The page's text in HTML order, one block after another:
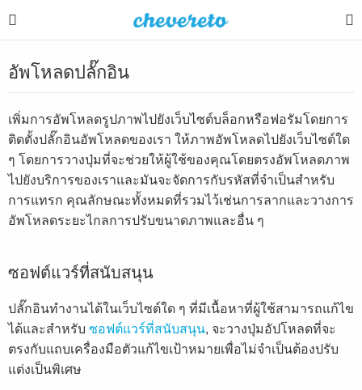
อัพโหลดปลั๊กอิน
เพิ่มการอัพโหลดรูปภาพไปยังเว็บไซต์บล็อกหรือฟอรัมโดยการ
ติดตั้งปลั๊กอินอัพโหลดของเรา ให้ภาพอัพโหลดไปยังเว็บไซต์ใด
ๆ โดยการวางปุ่มที่จะช่วยให้ผู้ใช้ของคุณโดยตรงอัพโหลดภาพ
ไปยังบริการของเราและมันจะจัดการกับรหัสที่จำเป็นสำหรับ
การแทรก คุณลักษณะทั้งหมดที่รวมไว้เช่นการลากและวางการ
อัพโหลดระยะไกลการปรับขนาดภาพและอื่น ๆ
ซอฟต์แวร์ที่สนับสนุน
ปลั๊กอินทำงานได้ในเว็บไซต์ใด ๆ ที่มีเนื้อหาที่ผู้ใช้สามารถแก้ไข
ได้และสำหรับ ซอฟต์แวร์ที่สนับสนุน, จะวางปุ่มอัปโหลดที่จะ
ตรงกับแถบเครื่องมือตัวแก้ไขเป้าหมายเพื่อไม่จำเป็นต้องปรับ
แต่งเป็นพิเศษ